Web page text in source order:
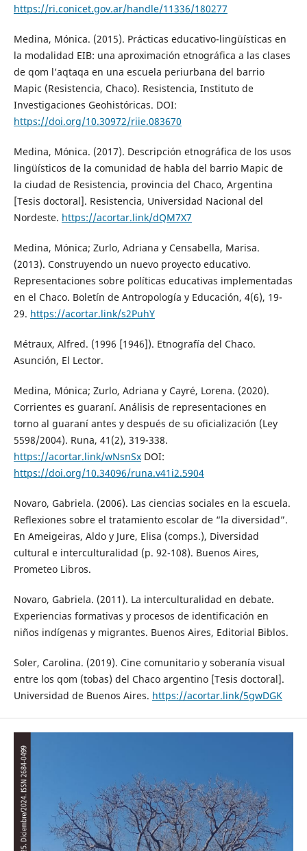
https://ri.conicet.gov.ar/handle/11336/180277
Medina, Mónica. (2015). Prácticas educativo-lingüísticas en
la modalidad EIB: una aproximación etnográfica a las clases
de qom l’aqtaqa en una escuela periurbana del barrio
Mapic (Resistencia, Chaco). Resistencia, Instituto de
Investigaciones Geohistóricas. DOI:
https://doi.org/10.30972/riie.083670
Medina, Mónica. (2017). Descripción etnográfica de los usos
lingüísticos de la comunidad de habla del barrio Mapic de
la ciudad de Resistencia, provincia del Chaco, Argentina
[Tesis doctoral]. Resistencia, Universidad Nacional del
Nordeste. https://acortar.link/dQM7X7
Medina, Mónica; Zurlo, Adriana y Censabella, Marisa.
(2013). Construyendo un nuevo proyecto educativo.
Representaciones sobre políticas educativas implementadas
en el Chaco. Boletín de Antropología y Educación, 4(6), 19-
29. https://acortar.link/s2PuhY
Métraux, Alfred. (1996 [1946]). Etnografía del Chaco.
Asunción, El Lector.
Medina, Mónica; Zurlo, Adriana y Cayré, Lorena. (2020).
Corrientes es guaraní. Análisis de representaciones en
torno al guaraní antes y después de su oficialización (Ley
5598/2004). Runa, 41(2), 319-338.
https://acortar.link/wNsnSxDOI:
https://doi.org/10.34096/runa.v41i2.5904
Novaro, Gabriela. (2006). Las ciencias sociales en la escuela.
Reflexiones sobre el tratamiento escolar de “la diversidad”.
En Ameigeiras, Aldo y Jure, Elisa (comps.), Diversidad
cultural e interculturalidad (p. 92-108). Buenos Aires,
Prometeo Libros.
Novaro, Gabriela. (2011). La interculturalidad en debate.
Experiencias formativas y procesos de identificación en
niños indígenas y migrantes. Buenos Aires, Editorial Biblos.
Soler, Carolina. (2019). Cine comunitario y soberanía visual
entre los qom (tobas) del Chaco argentino [Tesis doctoral].
Universidad de Buenos Aires. https://acortar.link/5gwDGK